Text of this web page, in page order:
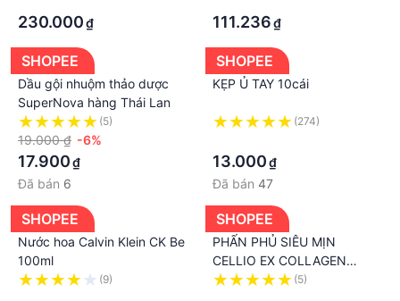
230.000₫ 111.236₫
SHOPEE
Dầu gội nhuộm thảo dược
SuperNova hàng Thái Lan
(5)
19.000 ₫ -6%
17.900₫
Đã bán 6
SHOPEE
KẸP Ủ TAY 10cái
(274)
13.000₫
Đã bán 47
SHOPEE
Nước hoa Calvin Klein CK Be
100ml
(9)
SHOPEE
PHẤN PHỦ SIÊU MỊN
CELLIO EX COLLAGEN
TWOWAY CAKE SPF 30
(5)